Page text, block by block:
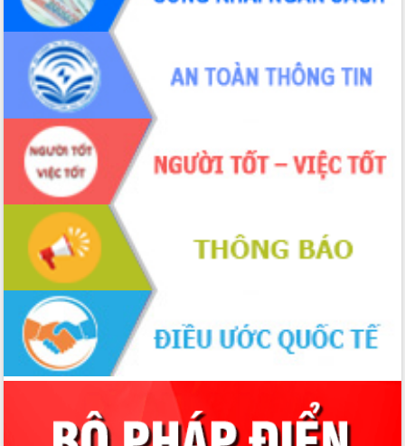
Đắk Lắk tập trung toàn lực khắc phục
tồn tại IUU, sẵn sàng làm việc với
Đoàn thanh tra EC
Chủ tịch UBND tỉnh Tạ Anh Tuấn thăm,
chúc mừng các bệnh viện nhân Ngày
Thầy thuốc Việt Nam
Rộn ràng lễ hội truyền thống Sông
nước Đà Nông lần thứ I năm 2026
Kỳ họp Chuyên đề lần thứ Năm, HĐND
tỉnh Đắk Lắk thông qua các nghị quyết
quan trọng
Thống nhất danh sách giới thiệu ứng
cử đại biểu Quốc hội khoá XVI và đại
biểu HĐND tỉnh Đắk Lắk, nhiệm kỳ
2026-2031
Phát động hai phong trào thi đua quan
trọng trong kỷ nguyên mới
Hội nghị lần thứ tư Ban Chỉ đạo công
tác bầu cử tỉnh Đắk Lắk
Phó Thủ tướng Hồ Quốc Dũng đánh giá